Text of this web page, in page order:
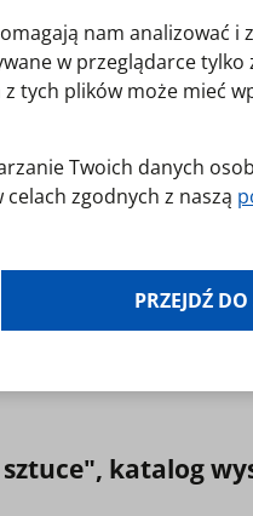
dzień" -
Rok wydania: 2005
poza granicami kraju.
katalog
nam analizować i
w przeglądarce tylko
tych plików może mieć
Twoich danych
zgodnych z naszą
informacje i
PRZEJDŹ